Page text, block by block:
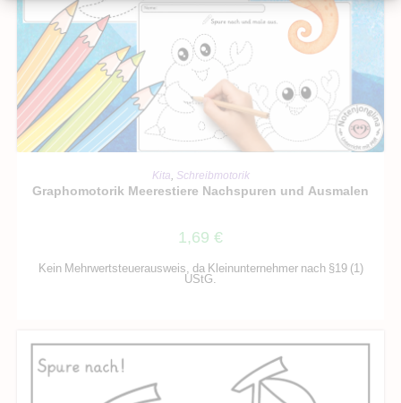
IN DEN WARENKORB
Kita, Schreibmotorik
Graphomotorik Meerestiere Nachspuren und Ausmalen
1,69 €
Kein Mehrwertsteuerausweis, da Kleinunternehmer nach §19 (1)
UStG.